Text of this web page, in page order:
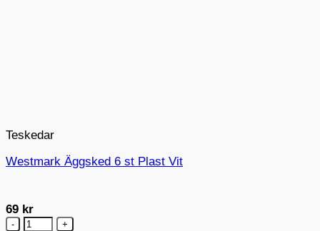
Teskedar
Westmark Äggsked 6 st Plast Vit
69 kr
Westmark